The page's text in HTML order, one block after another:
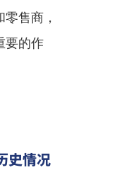
售商，
要的作
史情况